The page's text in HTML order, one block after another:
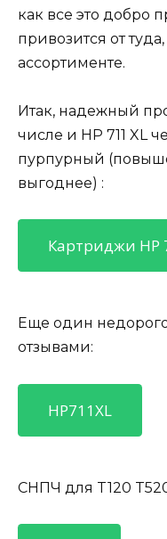
как все это добро
привозится от
ассортименте.
Итак, надежный
числе и HP 711 XL
пурпурный
выгоднее) :
Картриджи HP
Еще один
отзывами:
HP711XL
СНПЧ для T120